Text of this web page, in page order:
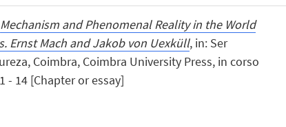
Mechanism and Phenomenal Reality in the World
Ernst Mach and Jakob von Uexküll, in: Ser
Coimbra, Coimbra University Press, in corso
- 14 [Chapter or essay]